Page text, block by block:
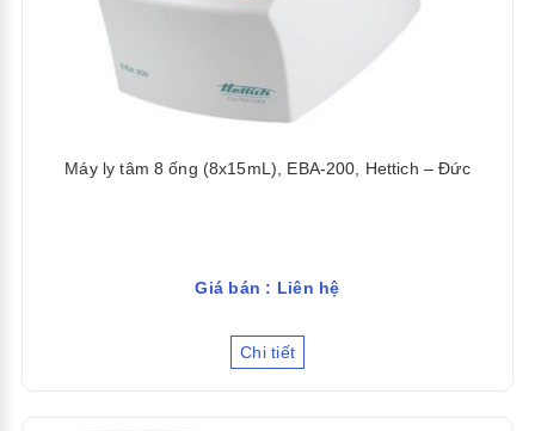
Máy ly tâm 8 ống (8x15mL), EBA-200, Hettich – Đức
Giá bán : Liên hệ
Chi tiết